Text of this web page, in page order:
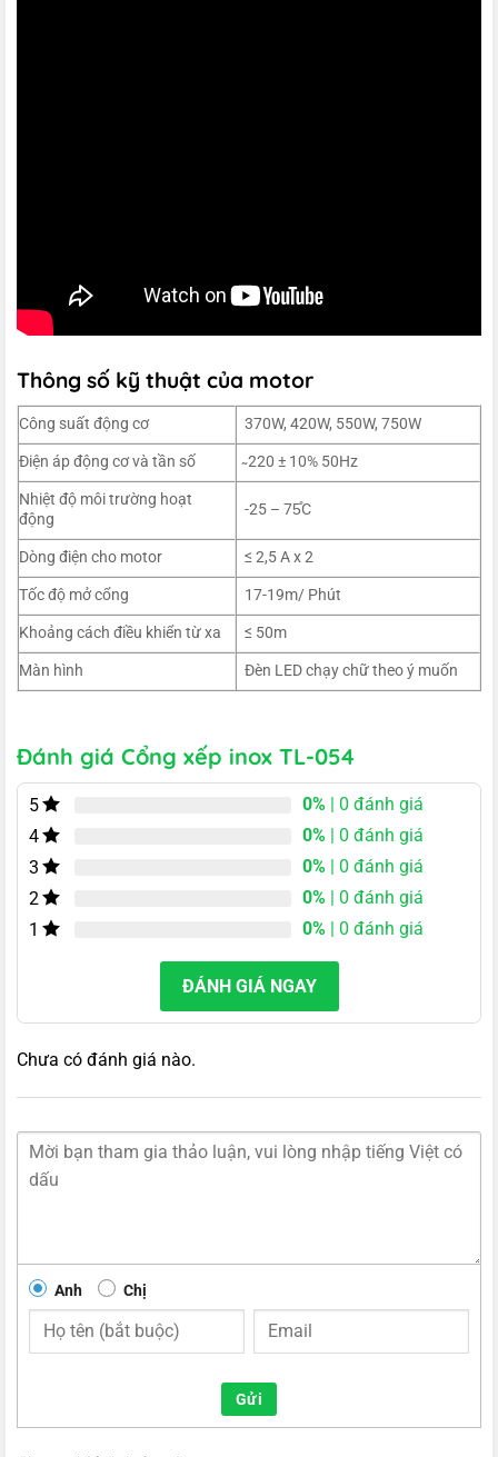
Thông số kỹ thuật của motor
Công suất động cơ
370W, 420W, 550W, 750W
Điện áp động cơ và tần số
̴ 220 ± 10% 50Hz
Nhiệt độ môi trường hoạt
động
-25 – 75̊C
Dòng điện cho motor
≤ 2,5 A x 2
Tốc độ mở cổng
17-19m/ Phút
Khoảng cách điều khiển từ xa
≤ 50m
Màn hình
Đèn LED chạy chữ theo ý muốn
Đánh giá Cổng xếp inox TL-054
5 0% | 0 đánh giá
4
0% | 0 đánh giá
3
0% | 0 đánh giá
2
0% | 0 đánh giá
1
0% | 0 đánh giá
ĐÁNH GIÁ NGAY
Chưa có đánh giá nào.
Anh Chị
Gửi